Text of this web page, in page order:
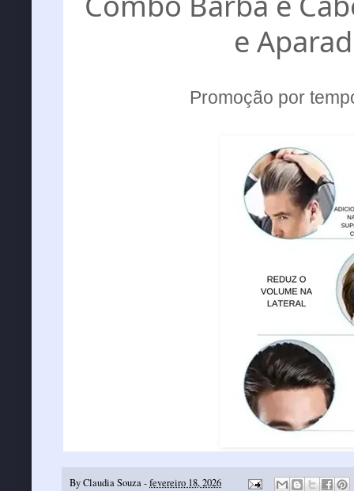
e
Promoção por
ByClaudia Souza-fevereiro 18, 2026